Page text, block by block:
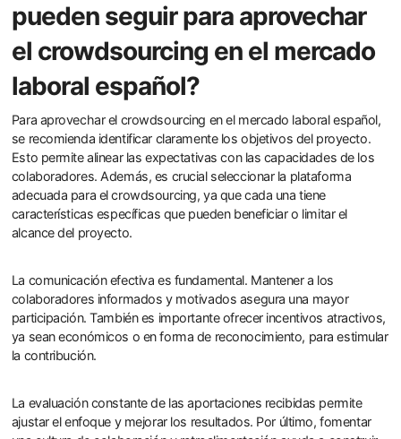
pueden seguir para aprovechar
el crowdsourcing en el mercado
laboral español?
Para aprovechar el crowdsourcing en el mercado laboral español,
se recomienda identificar claramente los objetivos del proyecto.
Esto permite alinear las expectativas con las capacidades de los
colaboradores. Además, es crucial seleccionar la plataforma
adecuada para el crowdsourcing, ya que cada una tiene
características específicas que pueden beneficiar o limitar el
alcance del proyecto.
La comunicación efectiva es fundamental. Mantener a los
colaboradores informados y motivados asegura una mayor
participación. También es importante ofrecer incentivos atractivos,
ya sean económicos o en forma de reconocimiento, para estimular
la contribución.
La evaluación constante de las aportaciones recibidas permite
ajustar el enfoque y mejorar los resultados. Por último, fomentar